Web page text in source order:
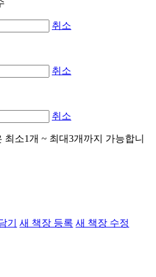
취소
취소
취소
소1개 ~ 최대3개까지 가능합니
기 새 책장 등록 새 책장 수정